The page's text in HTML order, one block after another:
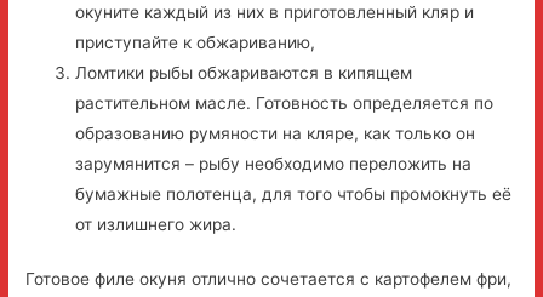
окуните каждый из них в приготовленный кляр и
приступайте к обжариванию,
Ломтики рыбы обжариваются в кипящем
растительном масле. Готовность определяется по
образованию румяности на кляре, как только он
зарумянится – рыбу необходимо переложить на
бумажные полотенца, для того чтобы промокнуть её
от излишнего жира.
Готовое филе окуня отлично сочетается с картофелем фри,